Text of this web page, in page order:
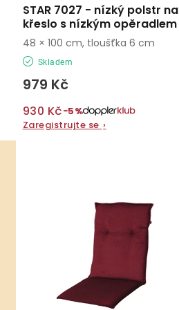
d
u
k
t
ů
STAR 7027 - nízký polstr na
křeslo s nízkým opěradlem
Skladem
979 Kč
930 Kč−5%
Zaregistrujte se ›
48 × 100 cm, tloušťka 6 cm